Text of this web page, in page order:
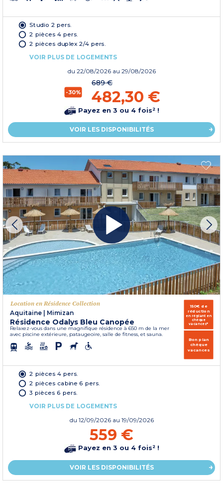
Studio 2 pers.
2 pièces 4 pers.
2 pièces duplex 2/4 pers.
VOIR PLUS DE LOGEMENTS
du 22/08/2026 au 29/08/2026
-30%
689 €
482,30 €
Payez en 3 ou 4 fois² !
VOIR LES DISPONIBILITÉS
Location en Résidence Collection
Aquitaine | Mimizan
Résidence Odalys Bleu Canopée
Relaxez-vous dans une magnifique résidence à 650 m de la mer
avec piscine extérieure, pataugeoire, salle de fitness, et sauna.
150€ de
réduction
en réglant en
chèque
vacances*
Bon plan
chèque
vacances
2 pièces 4 pers.
2 pièces cabine 6 pers.
3 pièces 6 pers.
VOIR PLUS DE LOGEMENTS
du 12/09/2026 au 19/09/2026
559 €
Payez en 3 ou 4 fois² !
VOIR LES DISPONIBILITÉS